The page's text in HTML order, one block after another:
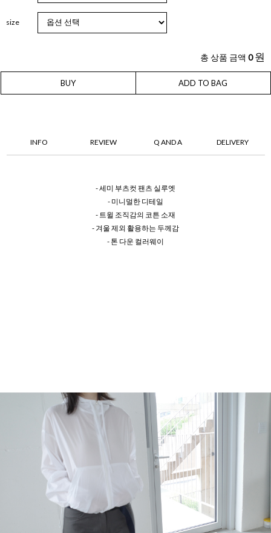
size
총 상품 금액 0 원
BUY ADD TO BAG
INFO REVIEW Q AND A DELIVERY
- 세미 부츠컷 팬츠 실루엣
- 미니멀한 디테일
- 트윌 조직감의 코튼 소재
- 겨울 제외 활용하는 두께감
- 톤 다운 컬러웨이